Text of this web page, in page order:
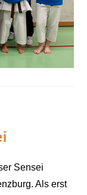
Sensei
Als erst